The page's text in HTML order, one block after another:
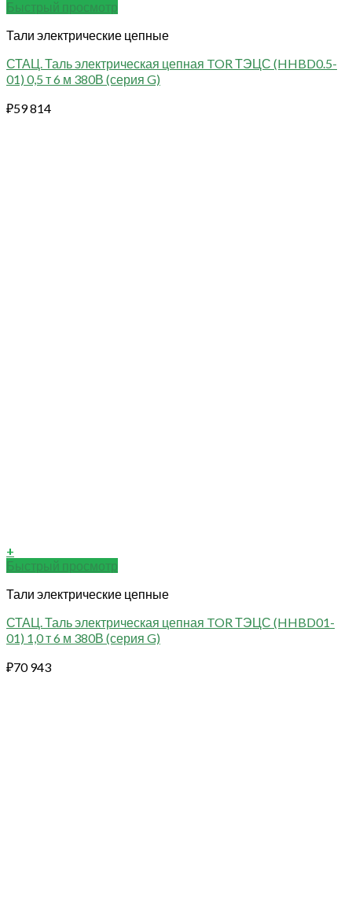
Быстрый просмотр
Тали электрические цепные
СТАЦ. Таль электрическая цепная TOR ТЭЦС (HHBD0.5-
01) 0,5 т 6 м 380В (серия G)
₽59 814
+
Быстрый просмотр
Тали электрические цепные
СТАЦ. Таль электрическая цепная TOR ТЭЦС (HHBD01-
01) 1,0 т 6 м 380В (серия G)
₽70 943